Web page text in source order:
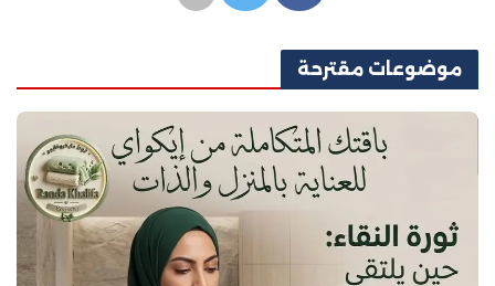
موضوعات مقترحة